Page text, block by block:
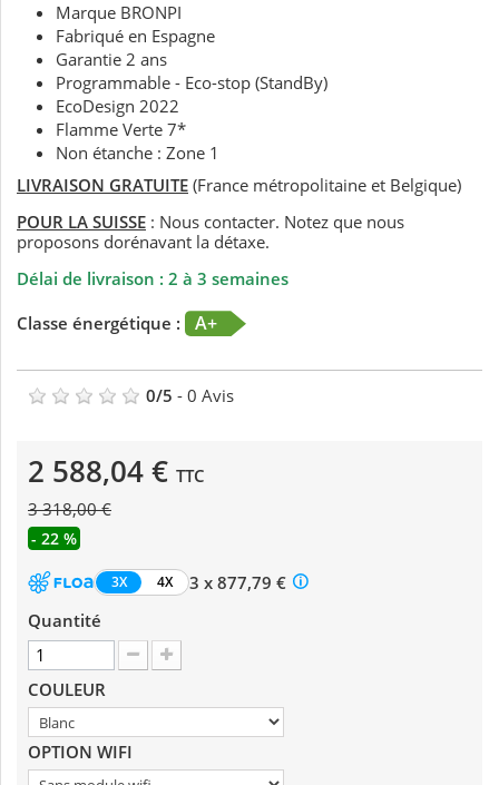
Marque BRONPI
Fabriqué en Espagne
Garantie 2 ans
Programmable - Eco-stop (StandBy)
EcoDesign 2022
Flamme Verte 7*
Non étanche : Zone 1
LIVRAISON GRATUITE (France métropolitaine et Belgique)
POUR LA SUISSE : Nous contacter. Notez que nous
proposons dorénavant la détaxe.
Délai de livraison : 2 à 3 semaines
Classe énergétique :
A+
0/5 - 0 Avis
2 588,04 € TTC
3 318,00 €
- 22 %
3X 4X
3 x 877,79 €
Quantité
COULEUR
OPTION WIFI